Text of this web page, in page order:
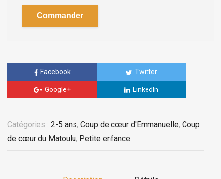
Commander
Facebook Twitter
Google+ LinkedIn
Catégories : 2-5 ans, Coup de cœur d'Emmanuelle, Coup
de cœur du Matoulu, Petite enfance